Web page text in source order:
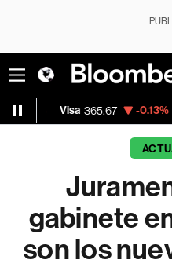
365.67 -0.13%
gabinete
son los